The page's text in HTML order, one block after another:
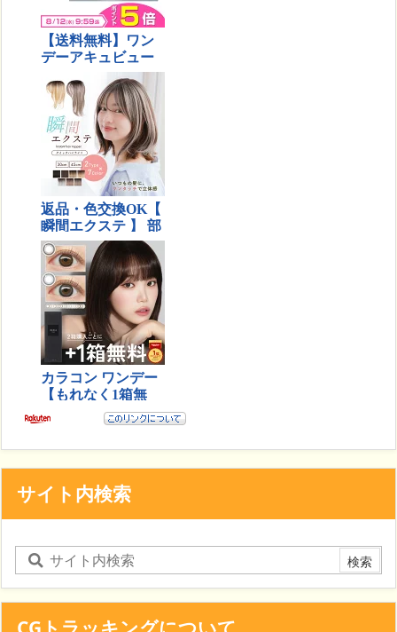
サイト内検索